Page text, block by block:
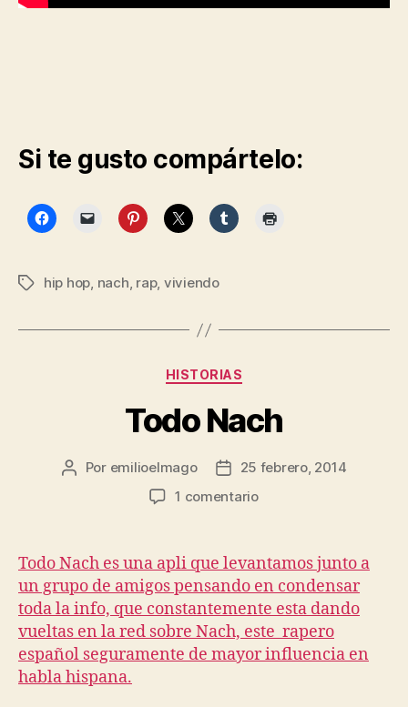
Si te gusto compártelo:
Etiquetas
hip hop, nach, rap, viviendo
Categorías
HISTORIAS
Todo Nach
Autor
Por emilioelmago
Fecha25 febrero, 2014
1 comentarioen
Todo Nach es una apli que levantamos junto a
un grupo de amigos pensando en condensar
toda la info, que constantemente esta dando
vueltas en la red sobre Nach, este rapero
español seguramente de mayor influencia en
habla hispana.